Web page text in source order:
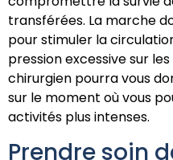
transférées. La marche
pour stimuler la
pression excessive sur
chirurgien pourra vous
sur le moment où vous
activités plus intenses.
Prendre soin